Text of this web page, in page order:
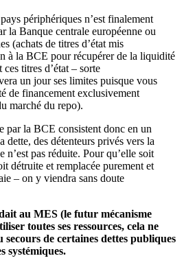
périphériques n’est finalement
la Banque centrale européenne ou
(achats de titres d’état mis
à la BCE pour récupérer de la liquidité
titres d’état – sorte
un jour ses limites puisque vous
de financement exclusivement
marché du repo).
par la BCE consistent donc en un
dette, des détenteurs privés vers la
pas réduite. Pour qu’elle soit
détruite et remplacée purement et
– on y viendra sans doute
au MES (le futur mécanisme
toutes ses ressources, cela ne
de certaines dettes publiques
systémiques.